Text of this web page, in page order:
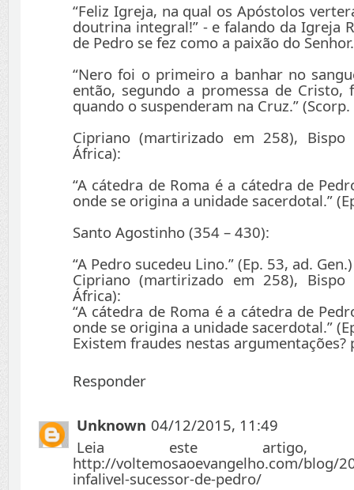
“Feliz Igreja, na qual os Apóstolos
doutrina integral!” - e falando da Igreja
de Pedro se fez como a paixão do
“Nero foi o primeiro a banhar no
então, segundo a promessa de
quando o suspenderam na Cruz.”
Cipriano (martirizado em 258),
África):
“A cátedra de Roma é a cátedra de
onde se origina a unidade sacerdotal.”
Santo Agostinho (354 – 430):
“A Pedro sucedeu Lino.” (Ep. 53, ad. Gen.)
Cipriano (martirizado em 258),
África):
“A cátedra de Roma é a cátedra de
onde se origina a unidade sacerdotal.”
Existem fraudes nestas
Responder
Unknown 04/12/2015, 11:49
Leia este artigo,
http://voltemosaoevangelho.com/blog/
infalivel-sucessor-de-pedro/